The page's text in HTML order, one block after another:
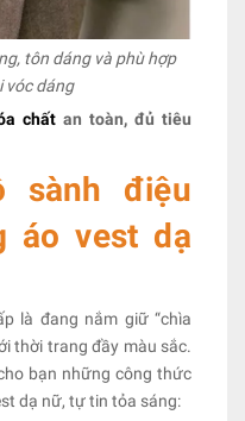
tôn dáng và phù hợp
vóc dáng
chấtan toàn, đủ tiêu
sành điệu
áo vest dạ
là đang nắm giữ “chìa
thời trang đầy màu sắc.
bạn những công thức
dạ nữ, tự tin tỏa sáng: